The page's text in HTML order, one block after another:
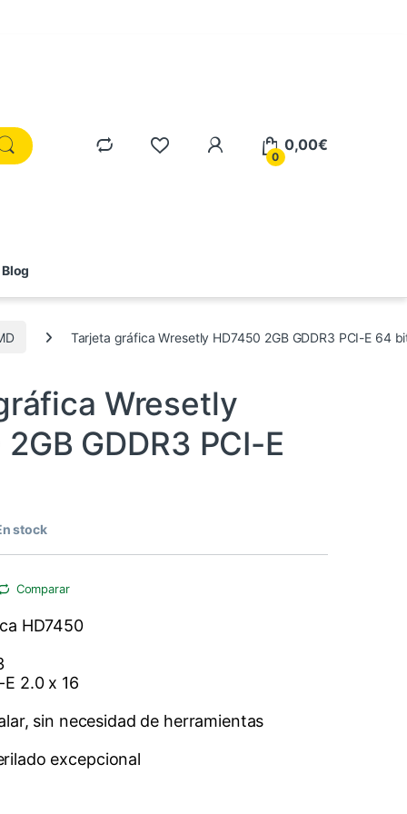
0
0,00€
Blog
Tarjeta gráfica Wresetly HD7450 2GB GDDR3 PCI-E 64
Wresetly
GDDR3 PCI-E
stock
Comparar
HD7450
2.0 x 16
sin necesidad de herramientas
excepcional